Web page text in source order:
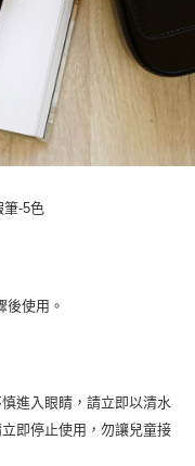
筆-5色
後使用。
進入眼睛，請立即以清水
即停止使用，勿讓兒童接